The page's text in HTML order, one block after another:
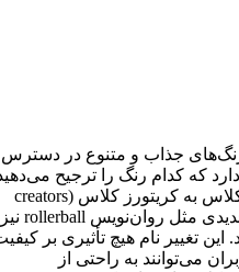
رنگ‌های جذاب و متنوع در دسترس
که کدام رنگ را ترجیح
با توجه به تغییر نام برند از سی.کلاس به کریتورز کلاس (creators
class)، ممکن است محصولات جدیدی مثل روان‌نویس rollerball نیز
تغییر نام هیچ تأثیری بر
می‌توانند به راحتی از